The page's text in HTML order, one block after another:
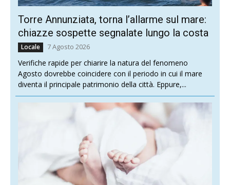
Torre Annunziata, torna l’allarme sul mare:
chiazze sospette segnalate lungo la costa
Locale 7 Agosto 2026
Verifiche rapide per chiarire la natura del fenomeno
Agosto dovrebbe coincidere con il periodo in cui il mare
diventa il principale patrimonio della città. Eppure,...